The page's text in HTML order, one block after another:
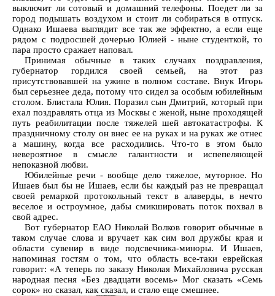
выключит ли сотовый и домашний телефоны. Поедет ли за
город подышать воздухом и стоит ли собираться в отпуск.
Однако Ишаева выглядит все так же эффектно, а если еще
рядом с подросшей дочерью Юлией - ныне студенткой, то
пара просто сражает наповал.
Принимая обычные в таких случаях поздравления,
губернатор гордился своей семьей, на этот раз
присутствовавшей на ужине в полном составе. Внук Игорь
был серьезнее деда, потому что сидел за особым юбилейным
столом. Блистала Юлия. Поразил сын Дмитрий, который при
ехал поздравлять отца из Москвы с женой, ныне проходящей
путь реабилитации после тяжелей шей автокатастрофы. К
праздничному столу он внес ее на руках и на руках же отнес
а машину, когда все расходились. Что-то в этом было
невероятное в смысле галантности и испепеляющей
непоказной любви.
Юбилейные речи - вообще дело тяжелое, муторное. Но
Ишаев был бы не Ишаев, если бы каждый раз не превращал
своей ремаркой протокольный текст в алаверды, в нечто
веселое и остроумное, дабы смикшировать поток похвал в
свой адрес.
Вот губернатор ЕАО Николай Волков говорит обычные в
таком случае слова и вручает как сим вол дружбы края и
области сувенир в виде подсвечника-миноры. И Ишаев,
напоминая гостям о том, что область все-таки еврейская
говорит: «А теперь по заказу Николая Михайловича русская
народная песня «Без двадцати восемь» Мог сказать «Семь
сорок» но сказал, как сказал, и стало еще смешнее.